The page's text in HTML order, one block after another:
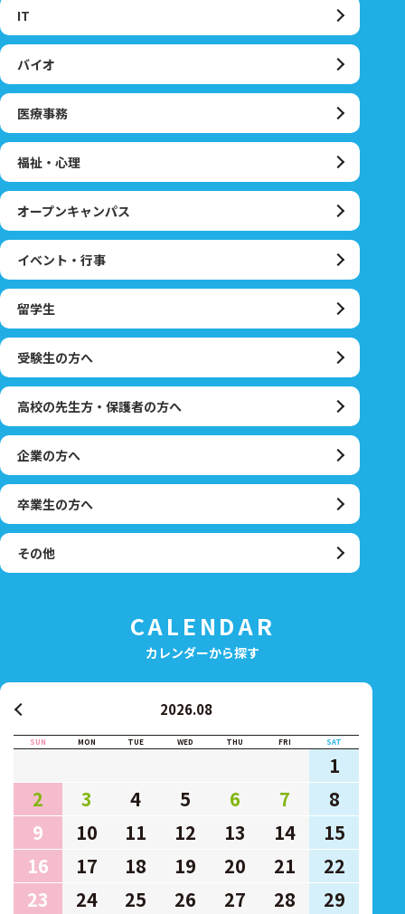
IT
バイオ
医療事務
福祉・心理
オープンキャンパス
イベント・行事
留学生
受験生の方へ
高校の先生方・保護者の方へ
企業の方へ
卒業生の方へ
その他
CALENDAR
カレンダーから探す
2026.08
SUN MON TUE WED THU FRI SAT
1
2
3 4 5 6 7
8
9
10 11 12 13 14
15
16
17 18 19 20 21
22
23
24 25 26 27 28
29